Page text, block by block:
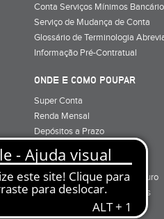
Conta Serviços Mínimos
Serviço de Mudança de Conta
Glossário de Terminologia
Informação Pré-Contratual
ONDE E COMO POUPAR
Super Conta
Renda Mensal
Depósitos a Prazo
Super Depósito
Conta Poupança BiG Aforro
Certificados de Aforro e Tesouro
Direitos e Deveres - Depósitos